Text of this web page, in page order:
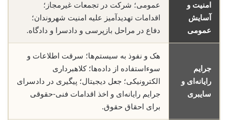
امنیت و
آسایش
عمومی
عمومی؛ شرکت در تجمعات غیرمجاز؛
اقدامات تهدیدآمیز علیه امنیت شهروندان؛
دفاع در مراحل بازپرسی و دادسرا و دادگاه.
جرایم
رایانه‌ای و
سایبری
هک و نفوذ به سیستم‌ها؛ سرقت اطلاعات و
سوء‌استفاده از داده‌ها؛ کلاهبرداری
الکترونیکی؛ جعل دیجیتال؛ پیگیری در دادسرای
جرایم رایانه‌ای و اخذ اقدامات فنی-حقوقی
برای احقاق حقوق.